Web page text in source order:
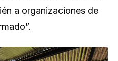
a organizaciones de